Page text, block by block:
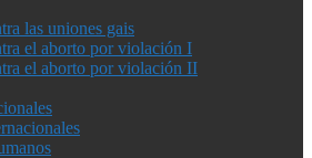
las uniones gais
el aborto por violación I
el aborto por violación II